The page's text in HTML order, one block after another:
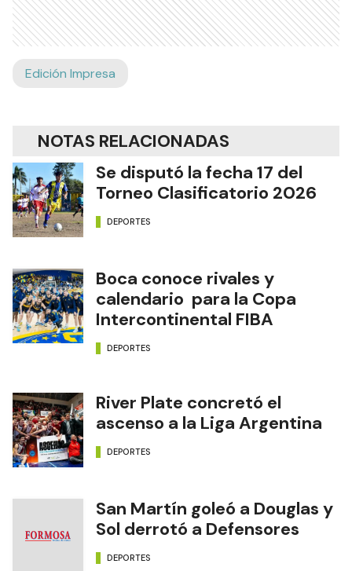
Edición Impresa
NOTAS RELACIONADAS
Se disputó la fecha 17 del
Torneo Clasificatorio 2026
DEPORTES
Boca conoce rivales y
calendario para la Copa
Intercontinental FIBA
DEPORTES
River Plate concretó el
ascenso a la Liga Argentina
DEPORTES
San Martín goleó a Douglas y
Sol derrotó a Defensores
DEPORTES